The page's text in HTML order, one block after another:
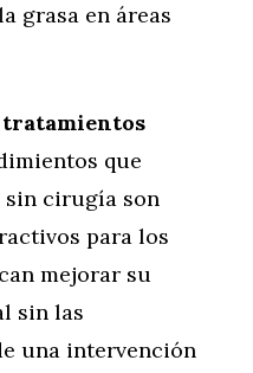
grasa en áreas
que
sin cirugía son
para los
mejorar su
sin las
una intervención